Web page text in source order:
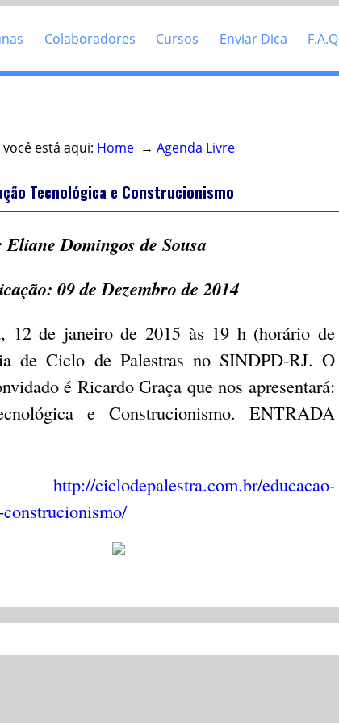
Colaboradores Cursos Enviar Dica F.A.Q
você está aqui: Home→ Agenda Livre
Tecnológica e Construcionismo
Domingos de Sousa
09 de Dezembro de 2014
12 de janeiro de 2015 às 19 h (horário de
de Ciclo de Palestras no SINDPD-RJ. O
é Ricardo Graça que nos apresentará:
e Construcionismo. ENTRADA
http://ciclodepalestra.com.br/educacao-